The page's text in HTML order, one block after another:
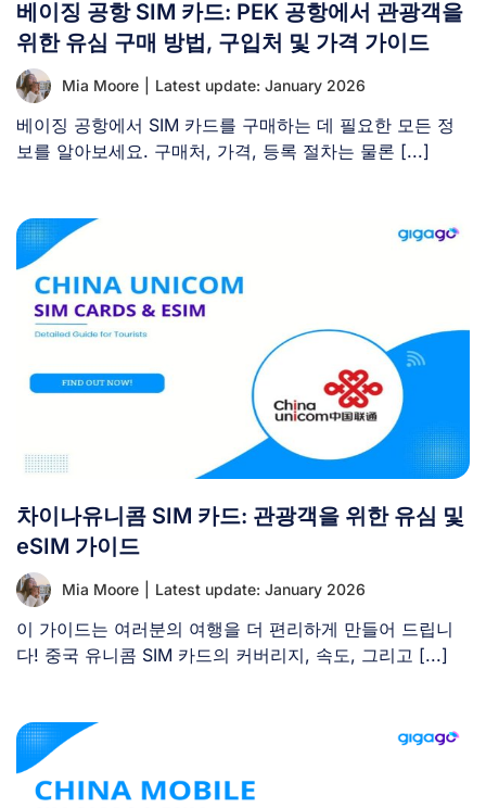
베이징 공항 SIM 카드: PEK 공항에서 관광객을
위한 유심 구매 방법, 구입처 및 가격 가이드
Mia Moore Latest update: January 2026
베이징 공항에서 SIM 카드를 구매하는 데 필요한 모든 정
보를 알아보세요. 구매처, 가격, 등록 절차는 물론 [...]
차이나유니콤 SIM 카드: 관광객을 위한 유심 및
eSIM 가이드
Mia Moore Latest update: January 2026
이 가이드는 여러분의 여행을 더 편리하게 만들어 드립니
다! 중국 유니콤 SIM 카드의 커버리지, 속도, 그리고 [...]